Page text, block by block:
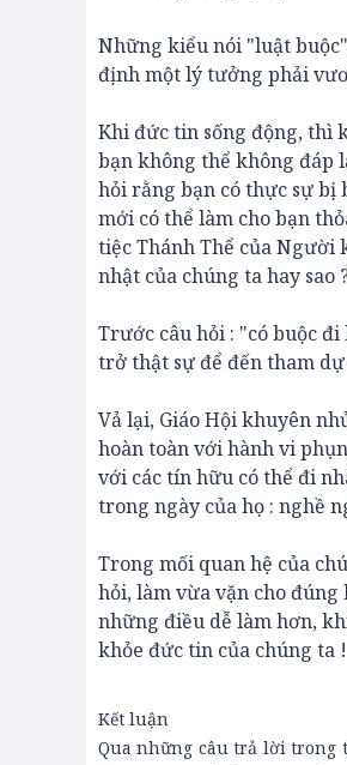
Những kiểu nói "luật
định một lý tưởng phải
Khi đức tin sống động, thì
bạn không thể không đáp
hỏi rằng bạn có thực sự bị
mới có thể làm cho bạn
tiệc Thánh Thể của Người
nhật của chúng ta hay sao
Trước câu hỏi : "có buộc
trở thật sự để đến tham
Vả lại, Giáo Hội khuyên
hoàn toàn với hành vi
với các tín hữu có thể đi
trong ngày của họ : nghề
Trong mối quan hệ của
hỏi, làm vừa vặn cho
những điều dễ làm hơn,
khỏe đức tin của chúng ta !
Kết luận
Qua những câu trả lời trong